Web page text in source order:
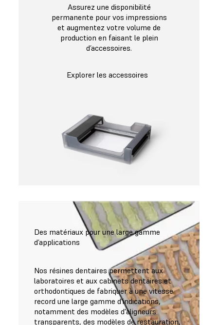
Assurez une disponibilité
permanente pour vos impressions
et augmentez votre volume de
production en faisant le plein
d’accessoires.
Explorer les accessoires
Des matériaux pour une large gamme
d’applications
Nos résines dentaires permettent aux
laboratoires et aux cabinets dentaires et
orthodontiques de fabriquer à une vitesse
record une large gamme d'indications,
notamment des modèles d'aligneurs
transparents, des modèles de restauration,